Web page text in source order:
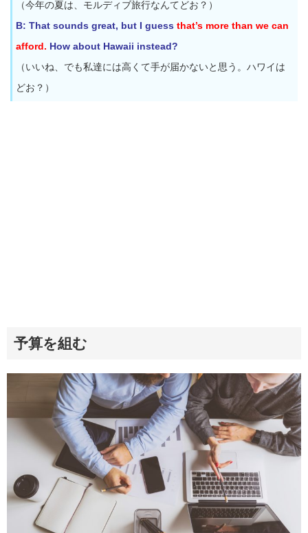
（今年の夏は、モルディブ旅行なんてどお？）
B: That sounds great, but I guess that’s more than we can
afford. How about Hawaii instead?
（いいね、でも私達には高くて手が届かないと思う。ハワイは
どお？）
予算を組む